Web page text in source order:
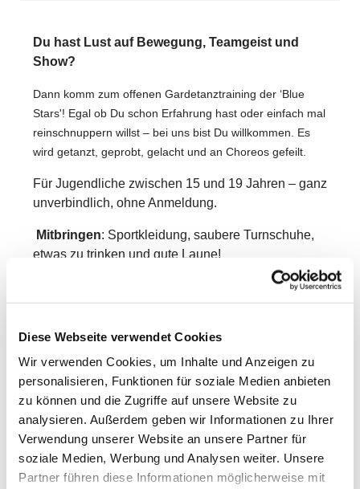
Diese Webseite verwendet Cookies
Wir verwenden Cookies, um Inhalte und Anzeigen zu
personalisieren, Funktionen für soziale Medien anbieten
zu können und die Zugriffe auf unsere Website zu
analysieren. Außerdem geben wir Informationen zu Ihrer
Verwendung unserer Website an unsere Partner für
soziale Medien, Werbung und Analysen weiter. Unsere
Partner führen diese Informationen möglicherweise mit
Du hast Lust auf Bewegung, Teamgeist und
Show?
Dann komm zum offenen Gardetanztraining der ‘Blue
Stars'! Egal ob Du schon Erfahrung hast oder einfach mal
reinschnuppern willst – bei uns bist Du willkommen. Es
wird getanzt, geprobt, gelacht und an Choreos gefeilt.
Für Jugendliche zwischen 15 und 19 Jahren – ganz
unverbindlich, ohne Anmeldung.
Mitbringen: Sportkleidung, saubere Turnschuhe,
etwas zu trinken und gute Laune!
bluestars@fck-grossentaft.de
Wir freuen uns auf Dich!